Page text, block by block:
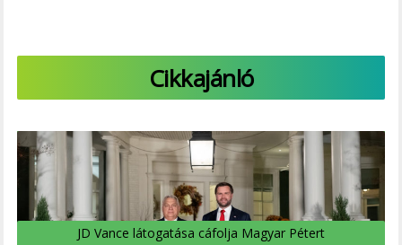
Cikkajánló
JD Vance látogatása cáfolja Magyar Pétert